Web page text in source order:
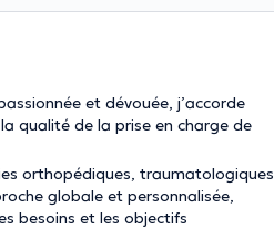
et dévouée, j’accorde
qualité de la prise en charge de
orthopédiques, traumatologiques
globale et personnalisée,
besoins et les objectifs